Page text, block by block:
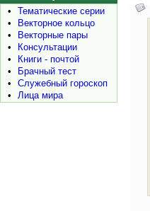
•
Тематические серии
•
Векторное кольцо
•
Векторные пары
•
Консультации
•
Книги - почтой
•
Брачный тест
•
Служебный гороскоп
•
Лица мира